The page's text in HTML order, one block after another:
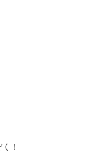
クLAN
ザー
ーン）
ーン）
！